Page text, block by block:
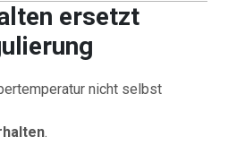
ersetzt
nicht selbst
.